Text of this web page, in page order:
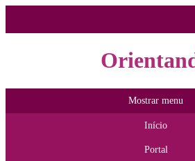
Mostrar menu
Início
Portal